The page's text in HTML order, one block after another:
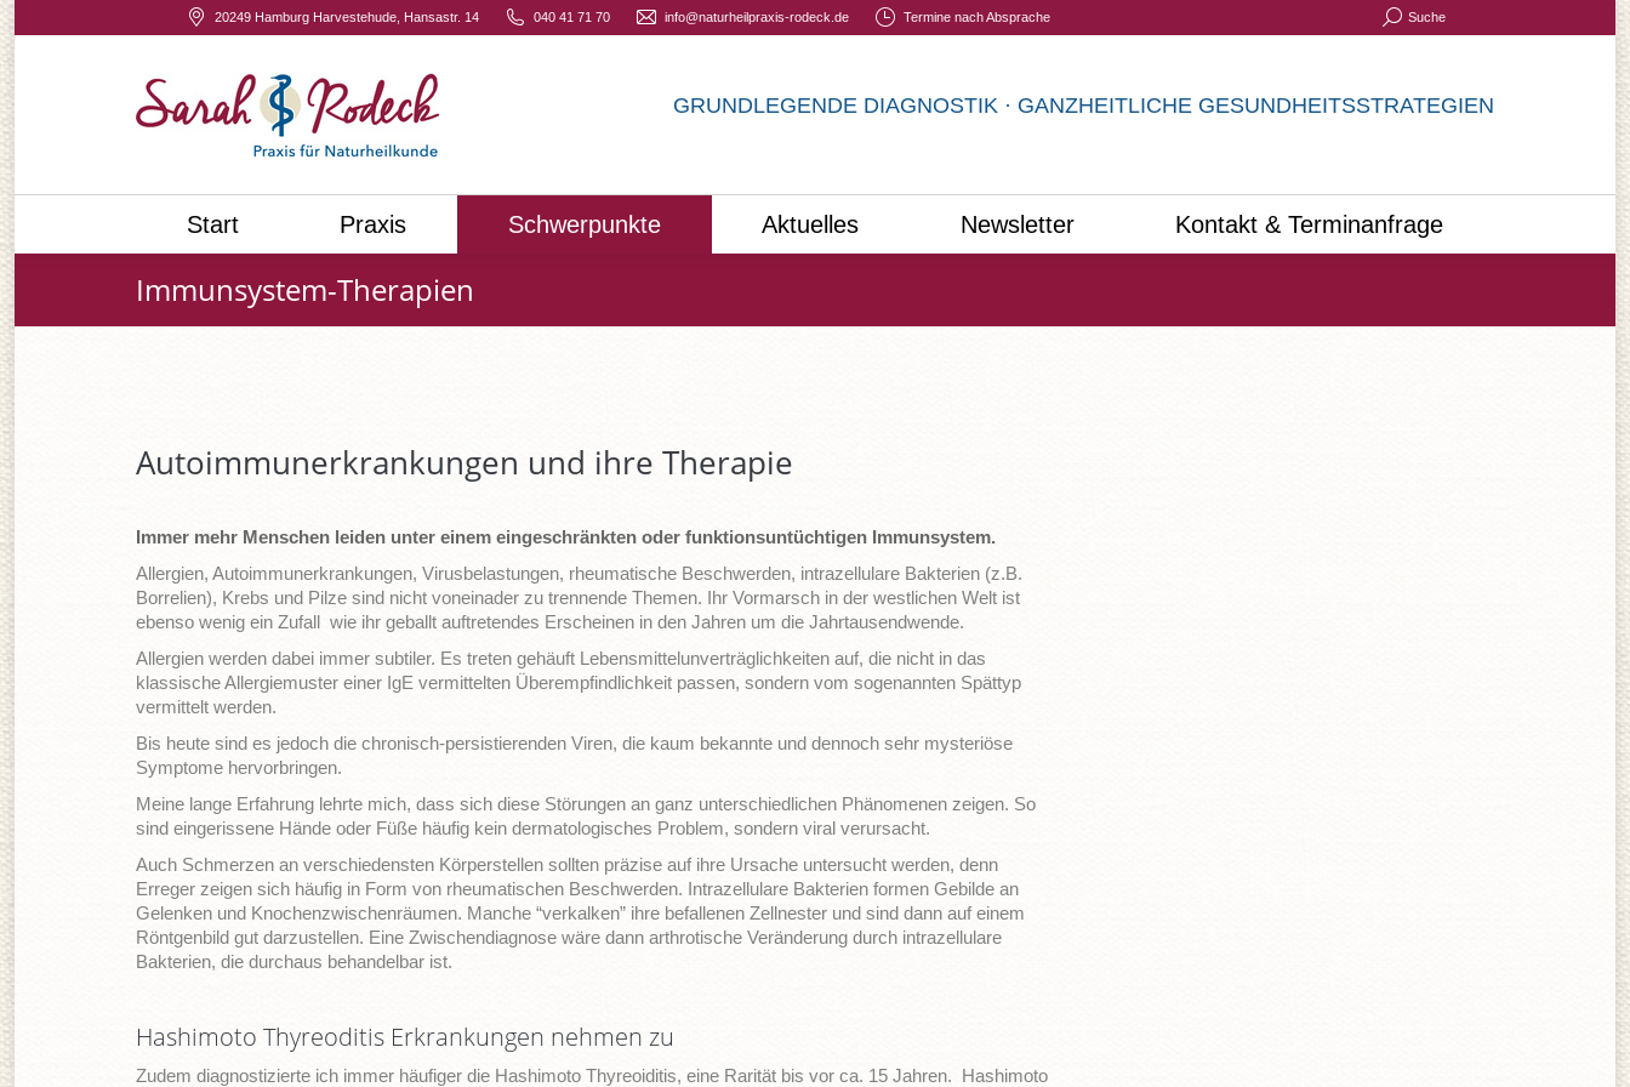
20249 Hamburg Harvestehude, Hansastr. 14 040 41 71 70 info@naturheilpraxis-rodeck.de Termine nach Absprache Search:Suche
GRUNDLEGENDE DIAGNOSTIK · GANZHEITLICHE GESUNDHEITSSTRATEGIEN
Start Praxis Schwerpunkte Aktuelles Newsletter Kontakt & Terminanfrage
Immunsystem-Therapien
Autoimmunerkrankungen und ihre Therapie
Immer mehr Menschen leiden unter einem eingeschränkten oder funktionsuntüchtigen Immunsystem.
Allergien, Autoimmunerkrankungen, Virusbelastungen, rheumatische Beschwerden, intrazellulare Bakterien (z.B.
Borrelien), Krebs und Pilze sind nicht voneinader zu trennende Themen. Ihr Vormarsch in der westlichen Welt ist
ebenso wenig ein Zufall wie ihr geballt auftretendes Erscheinen in den Jahren um die Jahrtausendwende.
Allergien werden dabei immer subtiler. Es treten gehäuft Lebensmittelunverträglichkeiten auf, die nicht in das
klassische Allergiemuster einer IgE vermittelten Überempfindlichkeit passen, sondern vom sogenannten Spättyp
vermittelt werden.
Bis heute sind es jedoch die chronisch-persistierenden Viren, die kaum bekannte und dennoch sehr mysteriöse
Symptome hervorbringen.
Meine lange Erfahrung lehrte mich, dass sich diese Störungen an ganz unterschiedlichen Phänomenen zeigen. So
sind eingerissene Hände oder Füße häufig kein dermatologisches Problem, sondern viral verursacht.
Auch Schmerzen an verschiedensten Körperstellen sollten präzise auf ihre Ursache untersucht werden, denn
Erreger zeigen sich häufig in Form von rheumatischen Beschwerden. Intrazellulare Bakterien formen Gebilde an
Gelenken und Knochenzwischenräumen. Manche “verkalken” ihre befallenen Zellnester und sind dann auf einem
Röntgenbild gut darzustellen. Eine Zwischendiagnose wäre dann arthrotische Veränderung durch intrazellulare
Bakterien, die durchaus behandelbar ist.
Hashimoto Thyreoditis Erkrankungen nehmen zu
Zudem diagnostizierte ich immer häufiger die Hashimoto Thyreoiditis, eine Rarität bis vor ca. 15 Jahren. Hashimoto
Start Praxis Schwerpunkte Aktuelles Newsletter Kontakt & Terminanfrage